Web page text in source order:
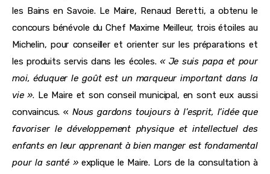
les Bains en Savoie. Le Maire, Renaud Beretti, a obtenu le
concours bénévole du Chef Maxime Meilleur, trois étoiles au
Michelin, pour conseiller et orienter sur les préparations et
les produits servis dans les écoles. « Je suis papa et pour
moi, éduquer le goût est un marqueur important dans la
vie ». Le Maire et son conseil municipal, en sont eux aussi
convaincus. « Nous gardons toujours à l’esprit, l’idée que
favoriser le développement physique et intellectuel des
enfants en leur apprenant à bien manger est fondamental
pour la santé » explique le Maire. Lors de la consultation à